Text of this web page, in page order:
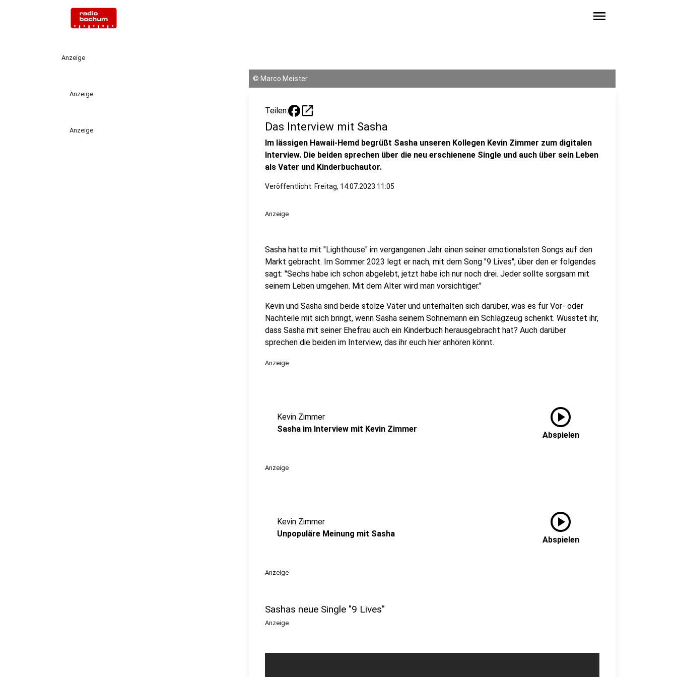
menu
Anzeige
Anzeige
Anzeige
© Marco Meister
Teilen: open_in_new
Das Interview mit Sasha
Im lässigen Hawaii-Hemd begrüßt Sasha unseren Kollegen Kevin Zimmer zum digitalen
Interview. Die beiden sprechen über die neu erschienene Single und auch über sein Leben
als Vater und Kinderbuchautor.
Veröffentlicht: Freitag, 14.07.2023 11:05
Anzeige
Sasha hatte mit "Lighthouse" im vergangenen Jahr einen seiner emotionalsten Songs auf den
Markt gebracht. Im Sommer 2023 legt er nach, mit dem Song "9 Lives", über den er folgendes
sagt: "Sechs habe ich schon abgelebt, jetzt habe ich nur noch drei. Jeder sollte sorgsam mit
seinem Leben umgehen. Mit dem Alter wird man vorsichtiger."
Kevin und Sasha sind beide stolze Väter und unterhalten sich darüber, was es für Vor- oder
Nachteile mit sich bringt, wenn Sasha seinem Sohnemann ein Schlagzeug schenkt. Wusstet ihr,
dass Sasha mit seiner Ehefrau auch ein Kinderbuch herausgebracht hat? Auch darüber
sprechen die beiden im Interview, das ihr euch hier anhören könnt.
Anzeige
Kevin Zimmer
Sasha im Interview mit Kevin Zimmer
play_circle
Abspielen
Anzeige
Kevin Zimmer
Unpopuläre Meinung mit Sasha
play_circle
Abspielen
Anzeige
Sashas neue Single "9 Lives"
Anzeige